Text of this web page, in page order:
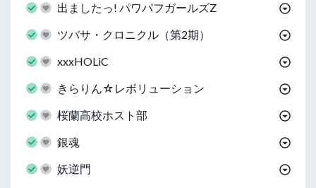
出ましたっ! パワパフガールズZ
ツバサ・クロニクル（第2期）
xxxHOLiC
きらりん☆レボリューション
桜蘭高校ホスト部
銀魂
妖逆門